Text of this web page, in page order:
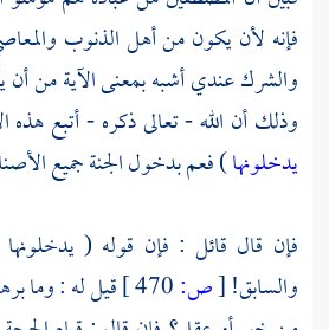
فإنه لأن يكون من أهل الذنوب
والشرك عندي أشبه بمعنى الآية من أن
وذلك أن الله - تعالى ذكره - أتبع هذه
يدخلونها) فعم بدخول الجنة جميع
فإن قال قائل : فإن قوله ( يدخلونها
والسابق![ص:
قيل له : وما